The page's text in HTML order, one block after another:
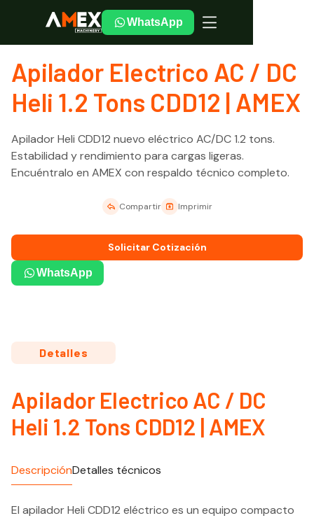
WhatsApp
Equipos Nuevos CDD12
Apilador Electrico AC / DC
Heli 1.2 Tons CDD12 | AMEX
Apilador Heli CDD12 nuevo eléctrico AC/DC 1.2 tons.
Estabilidad y rendimiento para cargas ligeras.
Encuéntralo en AMEX con respaldo técnico completo.
Compartir Imprimir
Solicitar Cotización
WhatsApp
Detalles
Apilador Electrico AC / DC
Heli 1.2 Tons CDD12 | AMEX
DescripciónDetalles técnicos
El apilador Heli CDD12 eléctrico es un equipo compacto